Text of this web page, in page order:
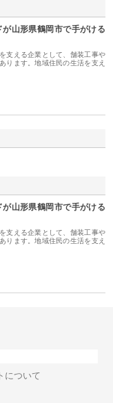
山形県鶴岡市で手がける
支える企業として、舗装工事や
ります。地域住民の生活を支え
山形県鶴岡市で手がける
支える企業として、舗装工事や
ります。地域住民の生活を支え
について